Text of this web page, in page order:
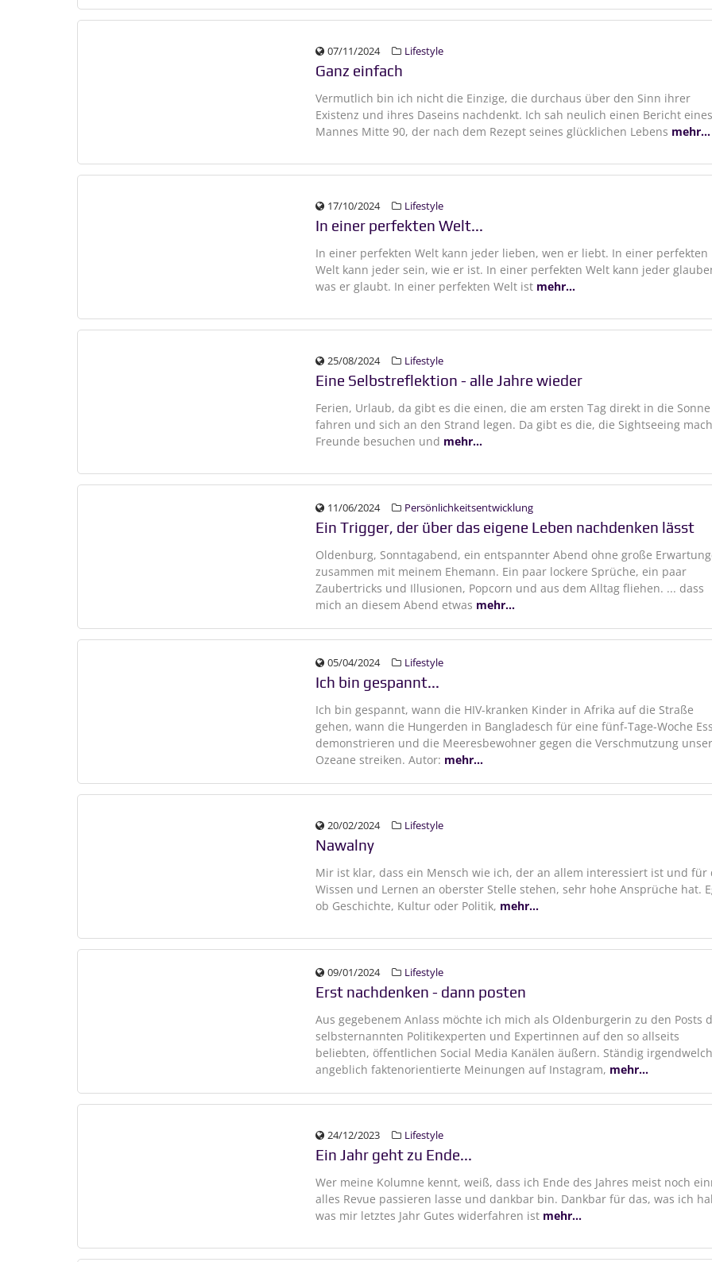
07/11/2024 Lifestyle
Ganz einfach
Vermutlich bin ich nicht die Einzige, die durchaus über den Sinn ihrer
Existenz und ihres Daseins nachdenkt. Ich sah neulich einen Bericht eines
Mannes Mitte 90, der nach dem Rezept seines glücklichen Lebens mehr...
17/10/2024 Lifestyle
In einer perfekten Welt...
In einer perfekten Welt kann jeder lieben, wen er liebt. In einer perfekten
Welt kann jeder sein, wie er ist. In einer perfekten Welt kann jeder
was er glaubt. In einer perfekten Welt ist mehr...
25/08/2024 Lifestyle
Eine Selbstreflektion - alle Jahre wieder
Ferien, Urlaub, da gibt es die einen, die am ersten Tag direkt in die Sonne
fahren und sich an den Strand legen. Da gibt es die, die Sightseeing
Freunde besuchen und mehr...
11/06/2024 Persönlichkeitsentwicklung
Ein Trigger, der über das eigene Leben nachdenken lässt
Oldenburg, Sonntagabend, ein entspannter Abend ohne große
zusammen mit meinem Ehemann. Ein paar lockere Sprüche, ein paar
Zaubertricks und Illusionen, Popcorn und aus dem Alltag fliehen. ... dass
mich an diesem Abend etwas mehr...
05/04/2024 Lifestyle
Ich bin gespannt...
Ich bin gespannt, wann die HIV-kranken Kinder in Afrika auf die Straße
gehen, wann die Hungerden in Bangladesch für eine fünf-Tage-Woche
demonstrieren und die Meeresbewohner gegen die Verschmutzung
Ozeane streiken. Autor: mehr...
20/02/2024 Lifestyle
Nawalny
Mir ist klar, dass ein Mensch wie ich, der an allem interessiert ist und für
Wissen und Lernen an oberster Stelle stehen, sehr hohe Ansprüche hat.
ob Geschichte, Kultur oder Politik, mehr...
09/01/2024 Lifestyle
Erst nachdenken - dann posten
Aus gegebenem Anlass möchte ich mich als Oldenburgerin zu den Posts
selbsternannten Politikexperten und Expertinnen auf den so allseits
beliebten, öffentlichen Social Media Kanälen äußern. Ständig
angeblich faktenorientierte Meinungen auf Instagram, mehr...
24/12/2023 Lifestyle
Ein Jahr geht zu Ende...
Wer meine Kolumne kennt, weiß, dass ich Ende des Jahres meist noch
alles Revue passieren lasse und dankbar bin. Dankbar für das, was ich
was mir letztes Jahr Gutes widerfahren ist mehr...